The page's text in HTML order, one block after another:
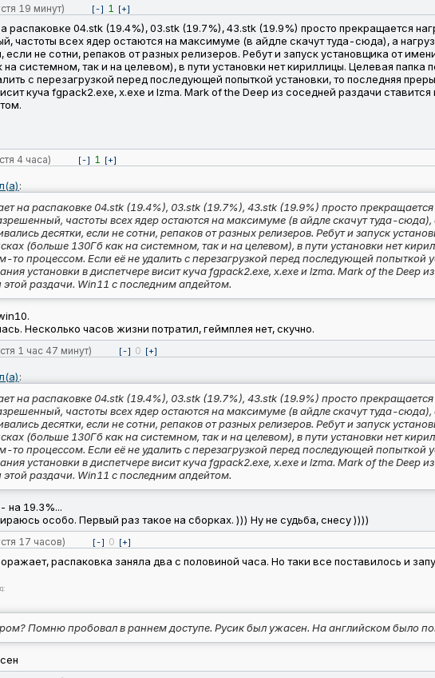
19 минут) [-] 1 [+]
распаковке 04.stk (19.4%), 03.stk (19.7%), 43.stk (19.9%) просто прекращается
частоты всех ядер остаются на максимуме (в айдле скачут туда-сюда), а
если не сотни, репаков от разных релизеров. Ребут и запуск установщика от
системном, так и на целевом), в пути установки нет кириллицы. Целевая
c перезагрузкой перед последующей попыткой установки, то последняя
куча fgpack2.exe, x.exe и lzma. Mark of the Deep из соседней раздачи
4 часа) [-] 1 [+]
:
на распаковке 04.stk (19.4%), 03.stk (19.7%), 43.stk (19.9%) просто
частоты всех ядер остаются на максимуме (в айдле скачут туда-
десятки, если не сотни, репаков от разных релизеров. Ребут и запуск
(больше 130Гб как на системном, так и на целевом), в пути установки нет
то процессом. Если её не удалить c перезагрузкой перед последующей
установки в диспетчере висит куча fgpack2.exe, x.exe и lzma. Mark of the Deep
этой раздачи. Win11 с последним апдейтом.
Несколько часов жизни потратил, геймплея нет, скучно.
1 час 47 минут) [-] 0 [+]
:
на распаковке 04.stk (19.4%), 03.stk (19.7%), 43.stk (19.9%) просто
частоты всех ядер остаются на максимуме (в айдле скачут туда-
десятки, если не сотни, репаков от разных релизеров. Ребут и запуск
(больше 130Гб как на системном, так и на целевом), в пути установки нет
то процессом. Если её не удалить c перезагрузкой перед последующей
установки в диспетчере висит куча fgpack2.exe, x.exe и lzma. Mark of the Deep
этой раздачи. Win11 с последним апдейтом.
на 19.3%...
особо. Первый раз такое на сборках. ))) Ну не судьба, снесу ))))
17 часов) [-] 0 [+]
распаковка заняла два с половиной часа. Но таки все поставилось и
Помню пробовал в раннем доступе. Русик был ужасен. На английском было